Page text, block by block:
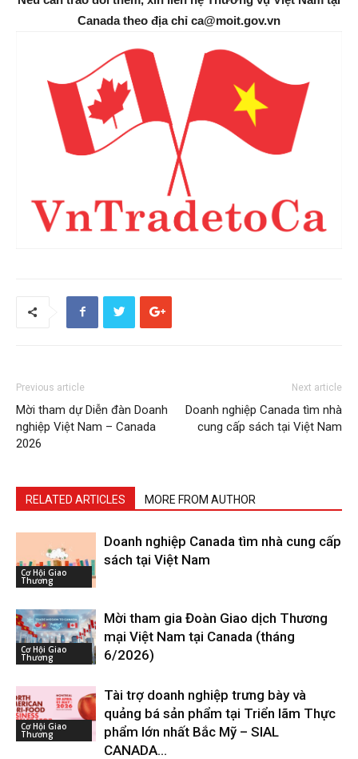
Canada theo địa chỉ ca@moit.gov.vn
Previous article
Mời tham dự Diễn đàn Doanh
nghiệp Việt Nam – Canada
2026
Next article
Doanh nghiệp Canada tìm nhà
cung cấp sách tại Việt Nam
RELATED ARTICLES MORE FROM AUTHOR
Cơ Hội Giao
Thương
Doanh nghiệp Canada tìm nhà cung cấp
sách tại Việt Nam
Cơ Hội Giao
Thương
Mời tham gia Đoàn Giao dịch Thương
mại Việt Nam tại Canada (tháng
6/2026)
Cơ Hội Giao
Thương
Tài trợ doanh nghiệp trưng bày và
quảng bá sản phẩm tại Triển lãm Thực
phẩm lớn nhất Bắc Mỹ – SIAL
CANADA...